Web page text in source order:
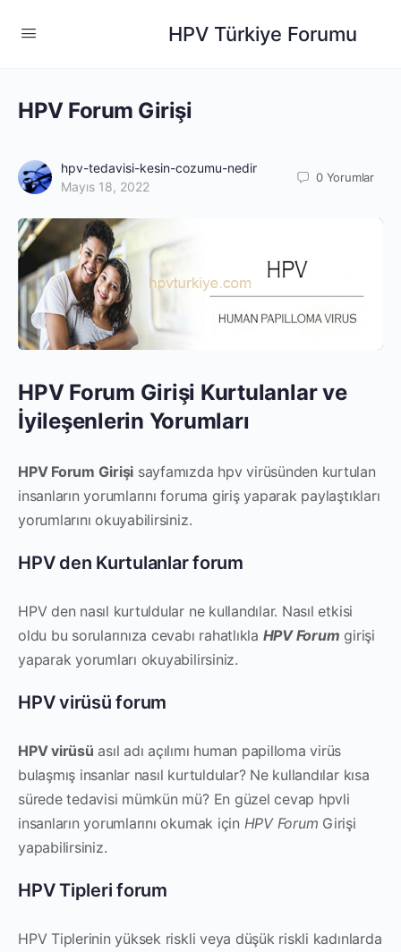
HPV Türkiye Forumu
HPV Forum Girişi
hpv-tedavisi-kesin-cozumu-nedir
Mayıs 18, 2022
0 Yorumlar
HPV Forum Girişi Kurtulanlar ve
İyileşenlerin Yorumları
HPV Forum Girişi sayfamızda hpv virüsünden kurtulan
insanların yorumlarını foruma giriş yaparak paylaştıkları
yorumlarını okuyabilirsiniz.
HPV den Kurtulanlar forum
HPV den nasıl kurtuldular ne kullandılar. Nasıl etkisi
oldu bu sorularınıza cevabı rahatlıkla HPV Forum girişi
yaparak yorumları okuyabilirsiniz.
HPV virüsü forum
HPV virüsü asıl adı açılımı human papilloma virüs
bulaşmış insanlar nasıl kurtuldular? Ne kullandılar kısa
sürede tedavisi mümkün mü? En güzel cevap hpvli
insanların yorumlarını okumak için HPV Forum Girişi
yapabilirsiniz.
HPV Tipleri forum
HPV Tiplerinin yüksek riskli veya düşük riskli kadınlarda